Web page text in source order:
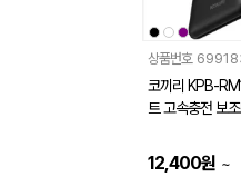
상품번호
코끼리 KPB-
트 고속충전 보
12,400원 ~